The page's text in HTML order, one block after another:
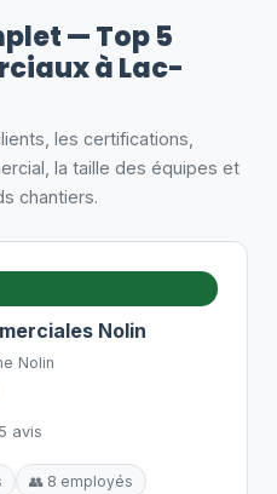
— Top 5
à Lac-
les certifications,
la taille des équipes et
chantiers.
Nolin
Nolin
avis
👥 8 employés